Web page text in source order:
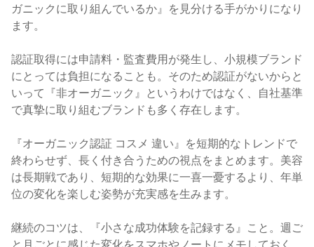
ガニックに取り組んでいるか』を見分ける手がかりになり
ます。
認証取得には申請料・監査費用が発生し、小規模ブランド
にとっては負担になることも。そのため認証がないからと
いって『非オーガニック』というわけではなく、自社基準
で真摯に取り組むブランドも多く存在します。
『オーガニック認証 コスメ 違い』を短期的なトレンドで
終わらせず、長く付き合うための視点をまとめます。美容
は長期戦であり、短期的な効果に一喜一憂するより、年単
位の変化を楽しむ姿勢が充実感を生みます。
継続のコツは、『小さな成功体験を記録する』こと。週ご